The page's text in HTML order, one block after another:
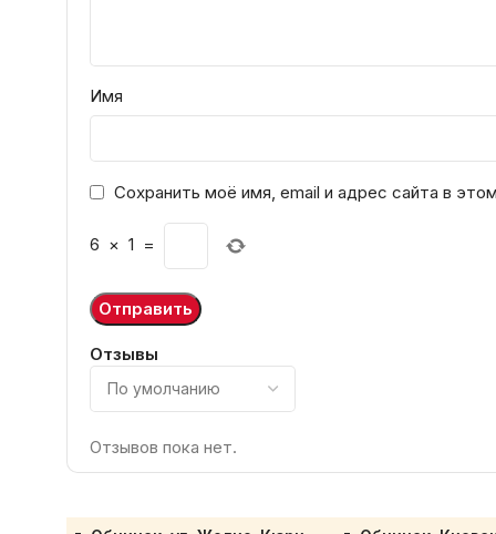
Отзывы
Отзывов пока нет.
Имя
Сохранить моё имя, email и адрес сайта в
6 × 1 =